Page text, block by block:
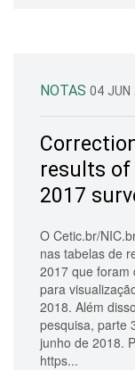
NOTAS 04 JUN
results of
2017
O Cetic.br/
nas tabelas de
2017 que foram
para
2018. Além
pesquisa, parte
junho de 2018.
https...